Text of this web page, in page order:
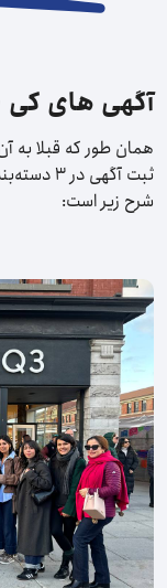
آگهی های
همان طور که قبلا
ثبت
شرح زیر است: